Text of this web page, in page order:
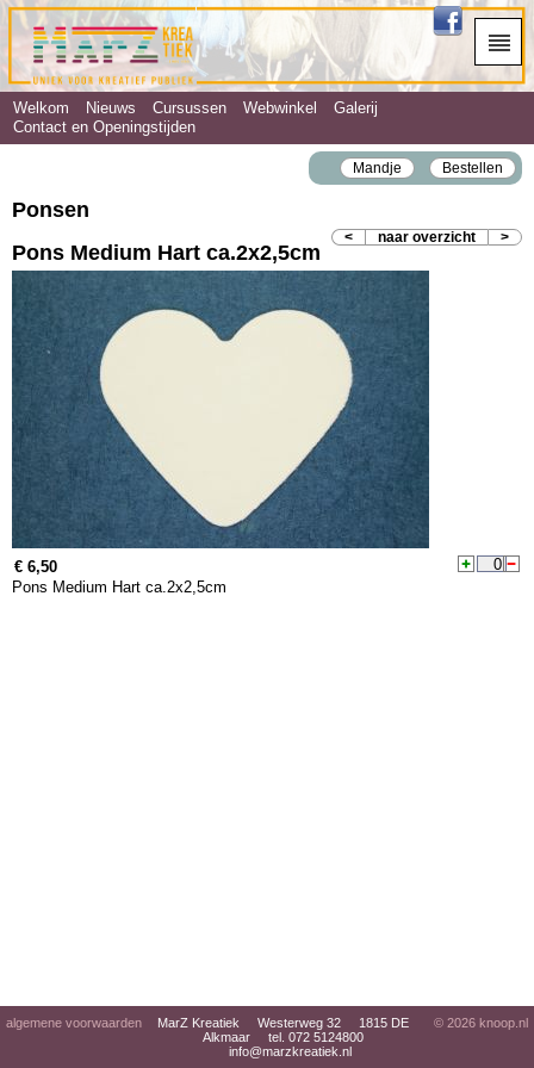
Welkom Nieuws Cursussen Webwinkel
Galerij
Contact en Openingstijden
Mandje Bestellen
Ponsen
< naar overzicht >
Pons Medium Hart ca.2x2,5cm
€ 6,50
Pons Medium Hart ca.2x2,5cm
algemene voorwaarden
MarZ Kreatiek Westerweg 32 1815 DE
Alkmaar tel. 072 5124800
info@marzkreatiek.nl
© 2026 knoop.nl